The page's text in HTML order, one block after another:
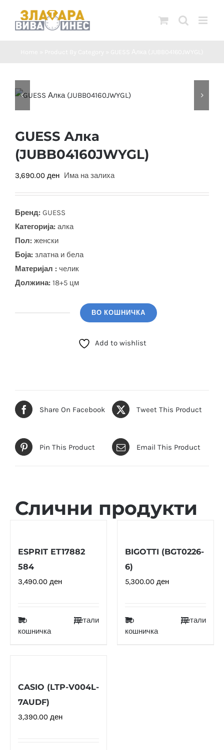
GUESS Алка
(JUBB04160JWYGL)
3,690.00 ден Има на залиха
Бренд: GUESS
Категорија: алка
Пол: женски
Боја: златна и бела
Материјал : челик
Должина: 18+5 цм
(JUBB04160JWYGL)
ВО КОШНИЧКА
Add to wishlist
Share On Facebook Tweet This Product
Pin This Product Email This Product
Слични продукти
ESPRIT ET17882
584
3,490.00 ден
Во
кошничка
Детали
BIGOTTI (BGT0226-
6)
5,300.00 ден
Во
кошничка
Детали
CASIO (LTP-V004L-
7AUDF)
3,390.00 ден